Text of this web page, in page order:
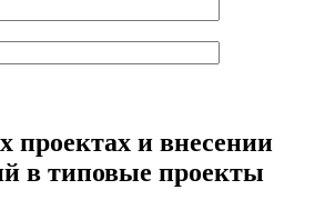
проектах и внесении
в типовые проекты